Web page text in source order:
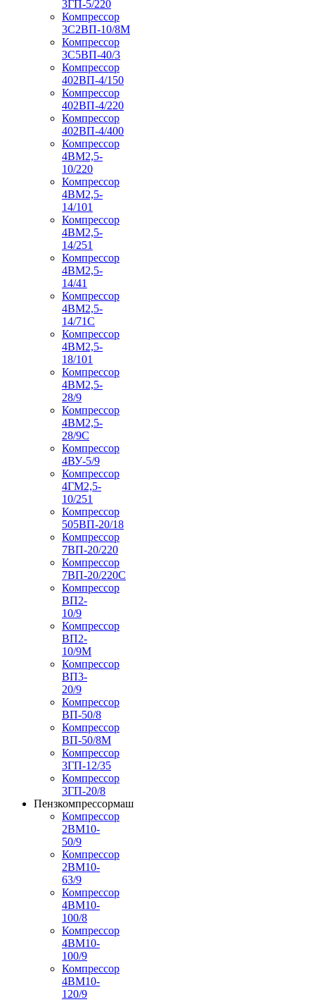
3ГП-5/220
Компрессор
3С2ВП-10/8М
Компрессор
3С5ВП-40/3
Компрессор
402ВП-4/150
Компрессор
402ВП-4/220
Компрессор
402ВП-4/400
Компрессор
4ВМ2,5-
10/220
Компрессор
4ВМ2,5-
14/101
Компрессор
4ВМ2,5-
14/251
Компрессор
4ВМ2,5-
14/41
Компрессор
4ВМ2,5-
14/71C
Компрессор
4ВМ2,5-
18/101
Компрессор
4ВМ2,5-
28/9
Компрессор
4ВМ2,5-
28/9С
Компрессор
4ВУ-5/9
Компрессор
4ГМ2,5-
10/251
Компрессор
505ВП-20/18
Компрессор
7ВП-20/220
Компрессор
7ВП-20/220С
Компрессор
ВП2-
10/9
Компрессор
ВП2-
10/9М
Компрессор
ВП3-
20/9
Компрессор
ВП-50/8
Компрессор
ВП-50/8М
Компрессор
3ГП-12/35
Компрессор
3ГП-20/8
Пензкомпрессормаш
Компрессор
2ВМ10-
50/9
Компрессор
2ВМ10-
63/9
Компрессор
4ВМ10-
100/8
Компрессор
4ВМ10-
100/9
Компрессор
4ВМ10-
120/9